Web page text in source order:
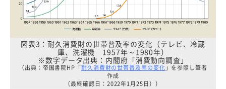
図表3：耐久消費財の世帯普及率の変化（テレビ、冷蔵
庫、洗濯機 1957年～1980年）
※数字データ出典：内閣府「消費動向調査」
（出典：帝国書院HP「耐久消費財の世帯普及率の変化 」を参照し筆者
作成
（最終確認日：2022年1月25日））